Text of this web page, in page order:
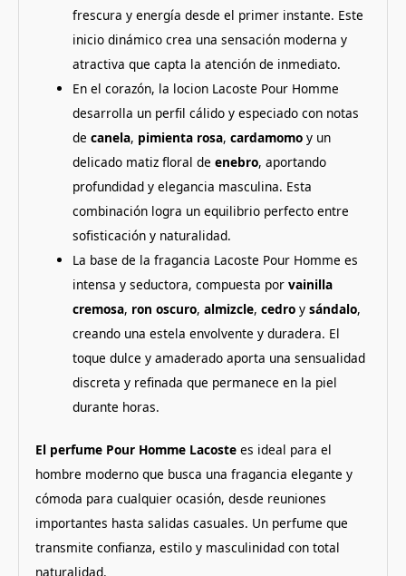
frescura y energía desde el primer instante. Este
inicio dinámico crea una sensación moderna y
atractiva que capta la atención de inmediato.
En el corazón, la locion Lacoste Pour Homme
desarrolla un perfil cálido y especiado con notas
de canela, pimienta rosa, cardamomoy un
delicado matiz floral de enebro, aportando
profundidad y elegancia masculina. Esta
combinación logra un equilibrio perfecto entre
sofisticación y naturalidad.
La base de la fragancia Lacoste Pour Homme es
intensa y seductora, compuesta por vainilla
cremosa, ron oscuro, almizcle, cedroy sándalo,
creando una estela envolvente y duradera. El
toque dulce y amaderado aporta una sensualidad
discreta y refinada que permanece en la piel
durante horas.
El perfume Pour Homme Lacoste es ideal para el
hombre moderno que busca una fragancia elegante y
cómoda para cualquier ocasión, desde reuniones
importantes hasta salidas casuales. Un perfume que
transmite confianza, estilo y masculinidad con total
naturalidad.